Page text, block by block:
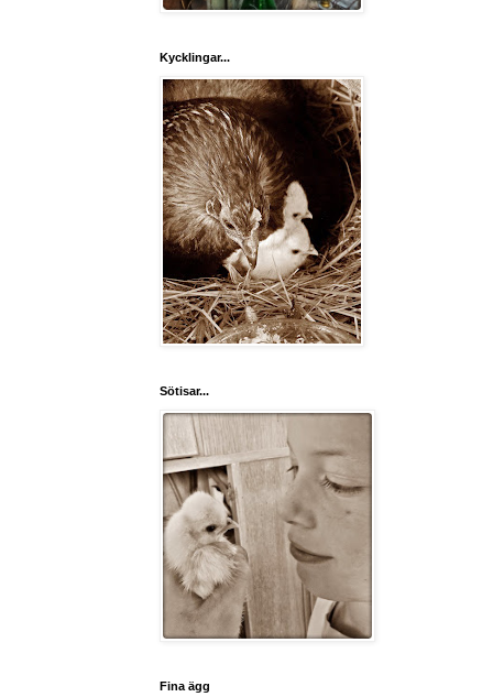
Kycklingar...
Sötisar...
Fina ägg